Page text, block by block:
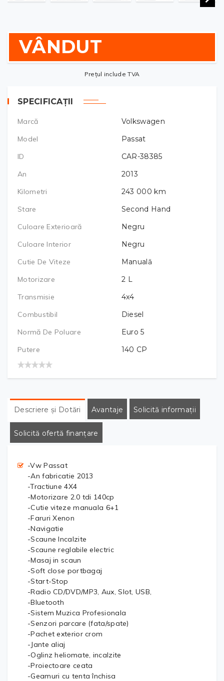
VÂNDUT
Prețul include TVA
SPECIFICAȚII
Marcă
Volkswagen
Model
Passat
ID
CAR-38385
An
2013
Kilometri
243 000 km
Stare
Second Hand
Culoare Exterioară
Negru
Culoare Interior
Negru
Cutie De Viteze
Manuală
Motorizare
2 L
Transmisie
4x4
Combustibil
Diesel
Normă De Poluare
Euro 5
Putere
140 CP
Descriere și Dotări Avantaje Solicită informații
Solicită ofertă finanțare
-Vw Passat
-An fabricatie 2013
-Tractiune 4X4
-Motorizare 2.0 tdi 140cp
-Cutie viteze manuala 6+1
-Faruri Xenon
-Navigatie
-Scaune Incalzite
-Scaune reglabile electric
-Masaj in scaun
-Soft close portbagaj
-Start-Stop
-Radio CD/DVD/MP3, Aux, Slot, USB,
-Bluetooth
-Sistem Muzica Profesionala
-Senzori parcare (fata/spate)
-Pachet exterior crom
-Jante aliaj
-Oglinz heliomate, incalzite
-Proiectoare ceata
-Geamuri cu tenta închisa